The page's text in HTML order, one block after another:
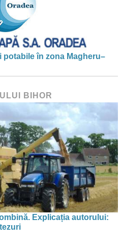
potabile în zona Magheru–
BIHOR
Explicația autorului: